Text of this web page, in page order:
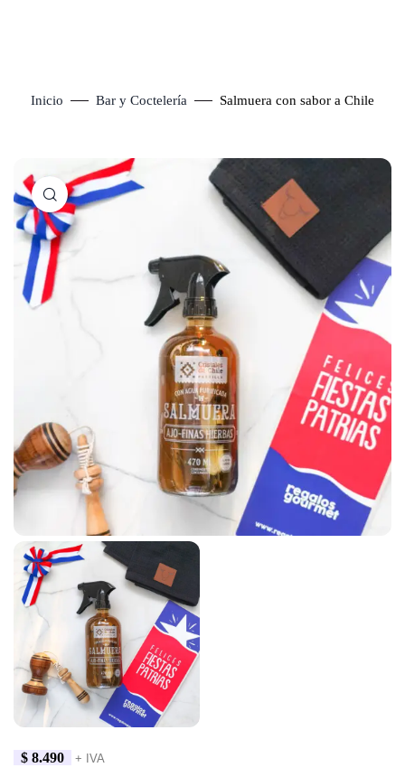
Inicio Bar y Coctelería Salmuera con sabor a Chile
Click to enlarge
$ 8.490 + IVA